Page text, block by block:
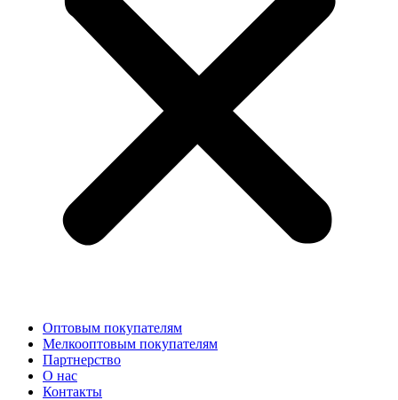
Оптовым покупателям
Мелкооптовым покупателям
Партнерство
О нас
Контакты